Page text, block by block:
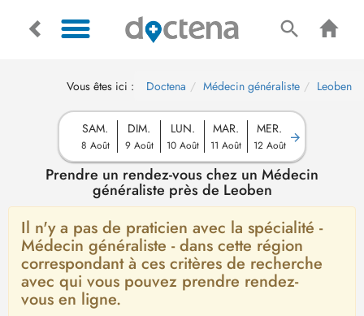
Vous êtes ici : Doctena Médecin généraliste Leoben
SAM.
8 Août
DIM.
9 Août
LUN.
10 Août
MAR.
11 Août
MER.
12 Août
Prendre un rendez-vous chez un Médecin
généraliste près de Leoben
Il n'y a pas de praticien avec la spécialité -
Médecin généraliste - dans cette région
correspondant à ces critères de recherche
avec qui vous pouvez prendre rendez-
vous en ligne.